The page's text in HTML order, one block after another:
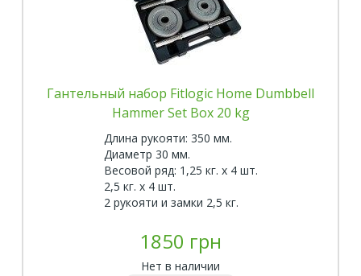
Гантельный набор Fitlogic Home Dumbbell
Hammer Set Box 20 kg
Длина рукояти: 350 мм.
Диаметр 30 мм.
Весовой ряд: 1,25 кг. х 4 шт.
2,5 кг. х 4 шт.
2 рукояти и замки 2,5 кг.
1850 грн
Нет в наличии